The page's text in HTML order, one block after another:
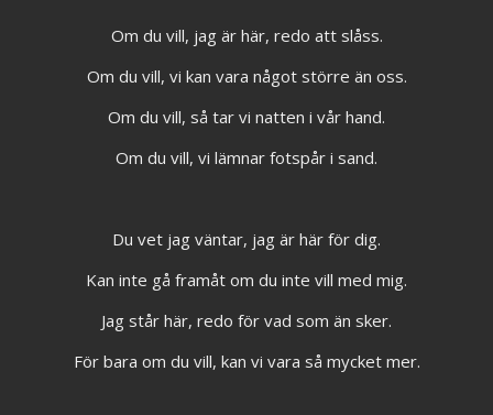
Om du vill, jag är här, redo att slåss.
Om du vill, vi kan vara något större än oss.
Om du vill, så tar vi natten i vår hand.
Om du vill, vi lämnar fotspår i sand.
Du vet jag väntar, jag är här för dig.
Kan inte gå framåt om du inte vill med mig.
Jag står här, redo för vad som än sker.
För bara om du vill, kan vi vara så mycket mer.